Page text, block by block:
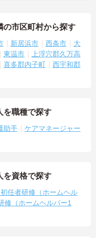
の市区町村から探す
新居浜市 西条市
大
東温市
上浮穴郡久万高
喜多郡内子町
西宇和郡
を職種で探す
助手
ケアマネージャー
を資格で探す
任者研修（ホームヘル
修（ホームヘルパー1